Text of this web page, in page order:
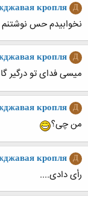
Д
кропля
نخوابیدم حس
Д
кропля
میسی فدای تو درگیر
Д
кропля
من چی؟
Д
кропля
رأی دادی....